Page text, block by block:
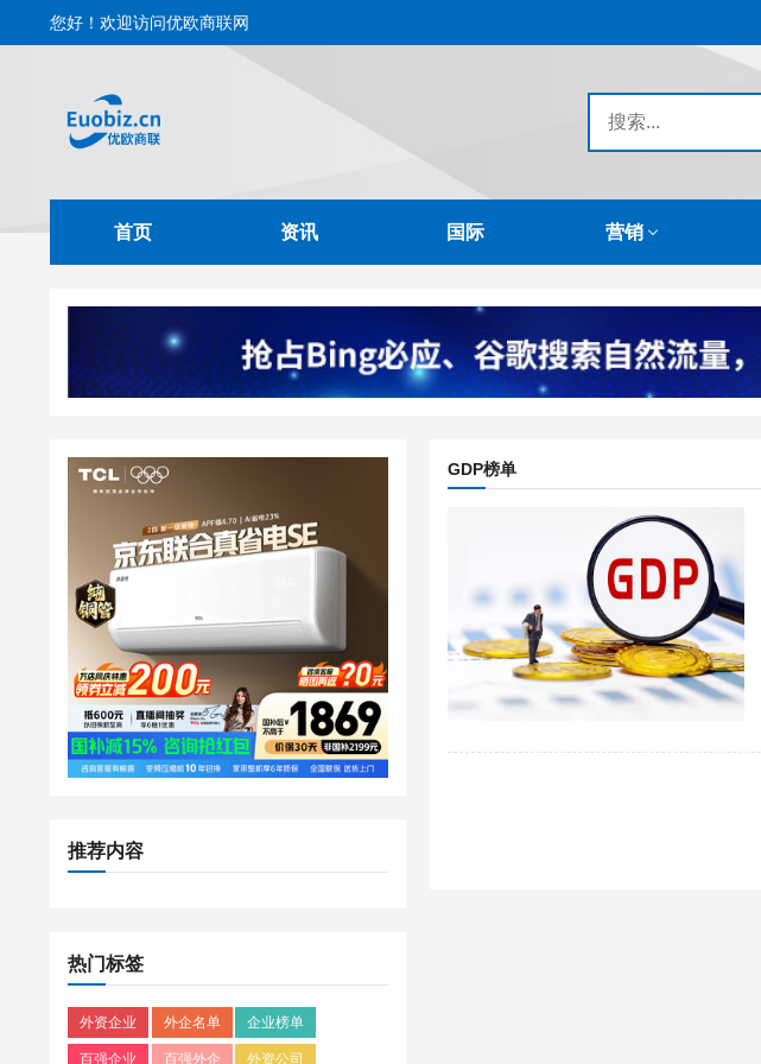
您好！欢迎访问优欧商联网
首页 资讯 国际 营销
推荐内容
热门标签
外资企业 外企名单 企业榜单
百强企业 百强外企 外资公司
GDP榜单